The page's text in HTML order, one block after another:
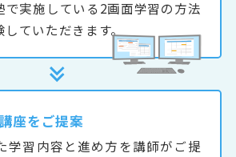
で実施している2画面学習の方法
していただきます。
講座をご提案
学習内容と進め方を講師がご提